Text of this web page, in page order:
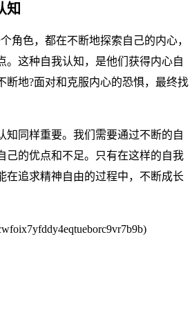
知
角色，都在不断地探索自己的内心，
。这种自我认知，是他们获得内心自
断地?面对和克服内心的恐惧，最终找
知同样重要。我们需要通过不断的自
己的优点和不足。只有在这样的自我
在追求精神自由的过程中，不断成长